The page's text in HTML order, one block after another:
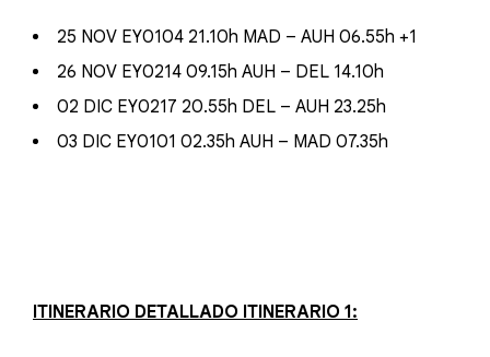
25 NOV EY0104 21.10h MAD – AUH 06.55h +1
26 NOV EY0214 09.15h AUH – DEL 14.10h
02 DIC EY0217 20.55h DEL – AUH 23.25h
03 DIC EY0101 02.35h AUH – MAD 07.35h
ITINERARIO DETALLADO ITINERARIO 1: